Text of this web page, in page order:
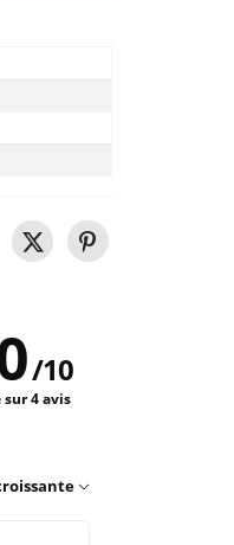
/10
sur 4 avis